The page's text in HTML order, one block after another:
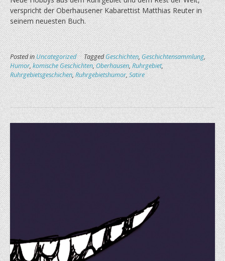
verspricht der Oberhausener Kabarettist Matthias Reuter in
seinem neuesten Buch.
Posted inUncategorized TaggedGeschichten,Geschichtensammlung,
Humor,komische Geschichten,Oberhausen,Ruhrgebiet,
Ruhrgebietsgeschichen,Ruhrgebietshumor,Satire